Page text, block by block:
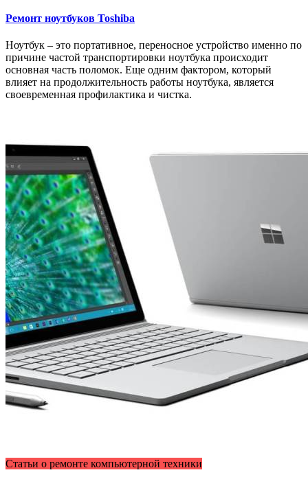
Ремонт ноутбуков Toshiba
Ноутбук – это портативное, переносное устройство именно по
причине частой транспортировки ноутбука происходит
основная часть поломок. Еще одним фактором, который
влияет на продолжительность работы ноутбука, является
своевременная профилактика и чистка.
Статьи о ремонте компьютерной техники